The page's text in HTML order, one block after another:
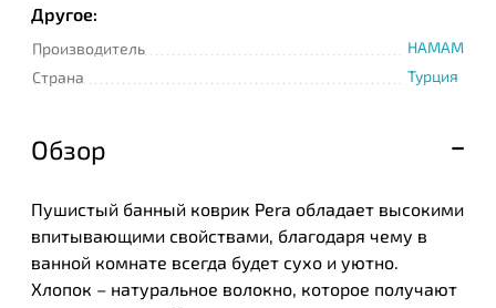
Другое:
Производитель
HAMAM
Страна
Турция
Обзор
Пушистый банный коврик Pera обладает высокими
впитывающими свойствами, благодаря чему в
ванной комнате всегда будет сухо и уютно.
Хлопок – натуральное волокно, которое получают